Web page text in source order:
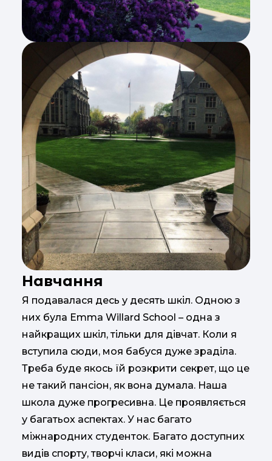
Навчання
Я подавалася десь у десять шкіл. Одною з
них була Emma Willard School – одна з
найкращих шкіл, тільки для дівчат. Коли я
вступила сюди, моя бабуся дуже зраділа.
Треба буде якось їй розкрити секрет, що це
не такий пансіон, як вона думала. Наша
школа дуже прогресивна. Це проявляється
у багатьох аспектах. У нас багато
міжнародних студенток. Багато доступних
видів спорту, творчі класи, які можна